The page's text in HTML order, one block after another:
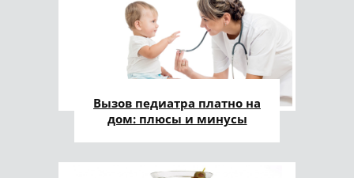
Вызов педиатра платно на
дом: плюсы и минусы